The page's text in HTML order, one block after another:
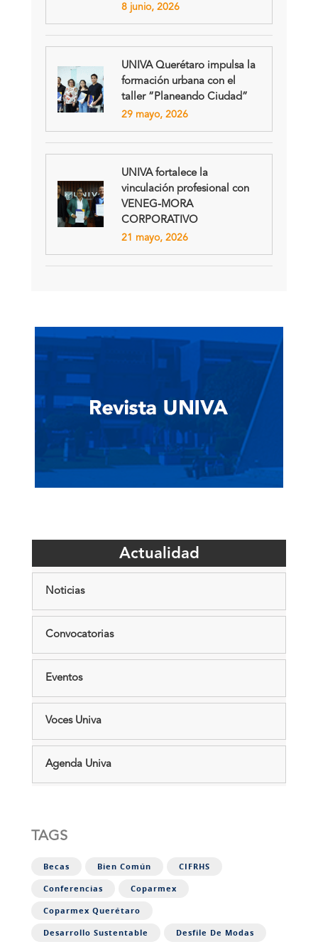
8 junio, 2026
UNIVA Querétaro impulsa la
formación urbana con el
taller “Planeando Ciudad”
29 mayo, 2026
UNIVA fortalece la
vinculación profesional con
VENEG-MORA
CORPORATIVO
21 mayo, 2026
Actualidad
Noticias
Convocatorias
Eventos
Voces Univa
Agenda Univa
TAGS
Becas Bien Común CIFRHS
Conferencias Coparmex
Coparmex Querétaro
Desarrollo Sustentable Desfile De Modas